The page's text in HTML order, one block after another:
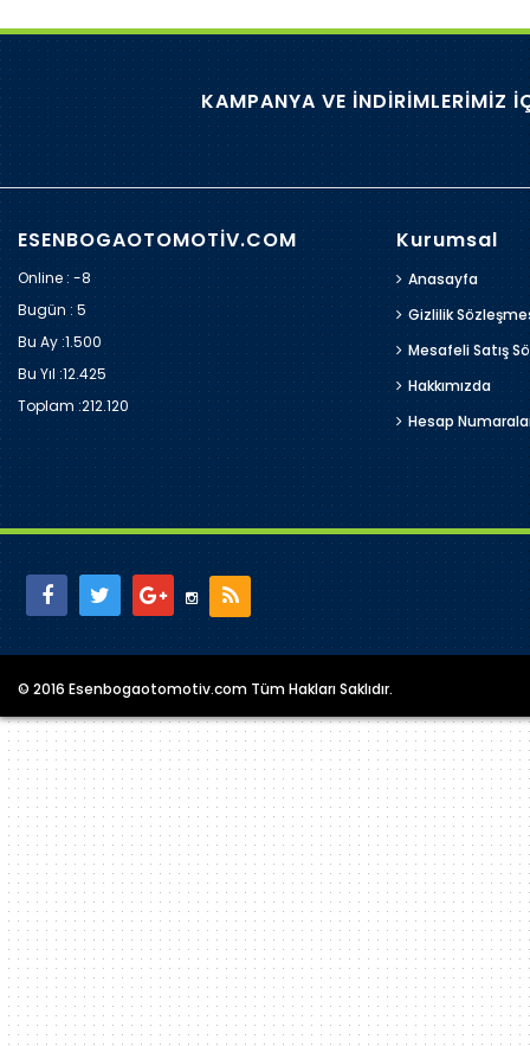
KAMPANYA VE İNDİRİMLERİMİZ
ESENBOGAOTOMOTİV.COM
Online : -8
Bugün :5
Bu Ay :1.500
Bu Yıl :12.425
Toplam :212.120
Kurumsal
Anasayfa
Gizlilik
Mesafeli Satış
Hakkımızda
Hesap
© 2016 Esenbogaotomotiv.com Tüm Hakları Saklıdır.